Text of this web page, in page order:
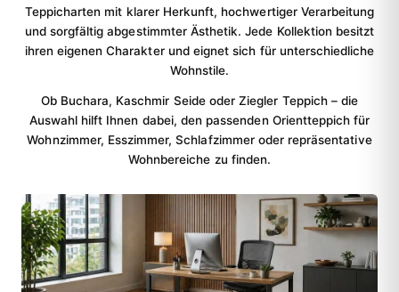
Teppicharten mit klarer Herkunft, hochwertiger Verarbeitung
und sorgfältig abgestimmter Ästhetik. Jede Kollektion besitzt
ihren eigenen Charakter und eignet sich für unterschiedliche
Wohnstile.
Ob Buchara, Kaschmir Seide oder Ziegler Teppich – die
Auswahl hilft Ihnen dabei, den passenden Orientteppich für
Wohnzimmer, Esszimmer, Schlafzimmer oder repräsentative
Wohnbereiche zu finden.